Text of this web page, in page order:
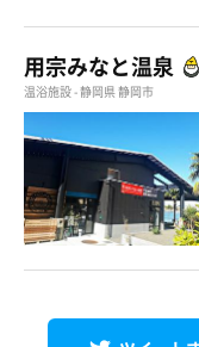
用宗みなと温泉
温浴施設 - 静岡県 静岡市